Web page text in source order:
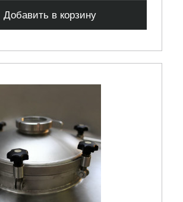
Добавить в корзину